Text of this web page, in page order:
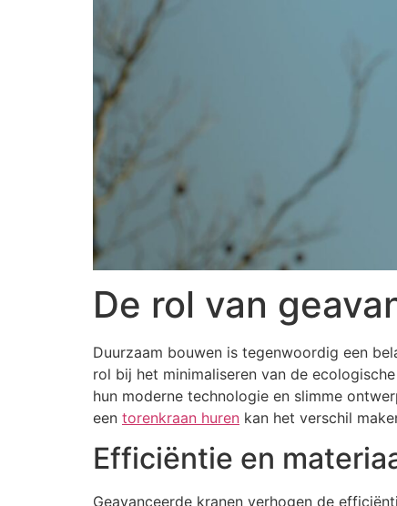
De rol van
Duurzaam bouwen is tegenwoordig een
rol bij het minimaliseren van de
hun moderne technologie en slimme
een torenkraan huren kan het verschil
Efficiëntie en
Geavanceerde kranen verhogen de